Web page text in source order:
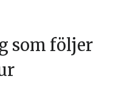
som följer